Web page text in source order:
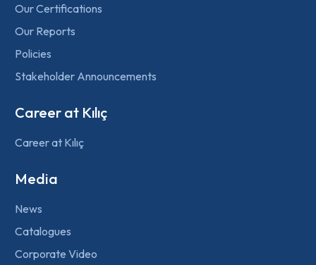
Our Certifications
Our Reports
Policies
Stakeholder Announcements
Career at Kılıç
Career at Kılıç
Media
News
Catalogues
Corporate Video